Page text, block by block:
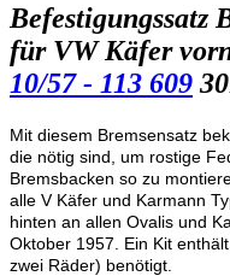
Befestigungssatz
für VW Käfer
10/57 - 113 609
Mit diesem Bremsensatz
die nötig sind, um rostige
Bremsbacken so zu
alle V Käfer und Karmann
hinten an allen Ovalis und
Oktober 1957. Ein Kit
zwei Räder) benötigt.